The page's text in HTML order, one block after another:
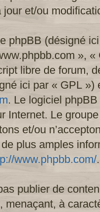
et/ou
phpBB (désigné
»,
libre de forum,
ici par « GPL »)
. Le logiciel
Internet. Le
et/ou
plus amples
www.phpbb.com/.
publier de
menaçant, à